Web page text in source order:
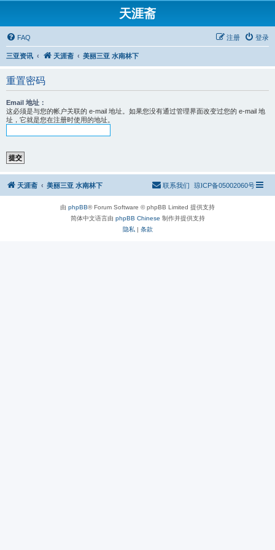
天涯斋
FAQ 登录
注册
三亚资讯 天涯斋 美丽三亚 水南林下
重置密码
Email 地址：
这必须是与您的帐户关联的 e-mail 地址。如果您没有通过管理界面改变过您的 e-mail 地
址，它就是您在注册时使用的地址。
天涯斋 美丽三亚 水南林下 琼ICP备05002060号
联系我们
由 phpBB® Forum Software © phpBB Limited 提供支持
简体中文语言由 phpBB Chinese 制作并提供支持
隐私 | 条款